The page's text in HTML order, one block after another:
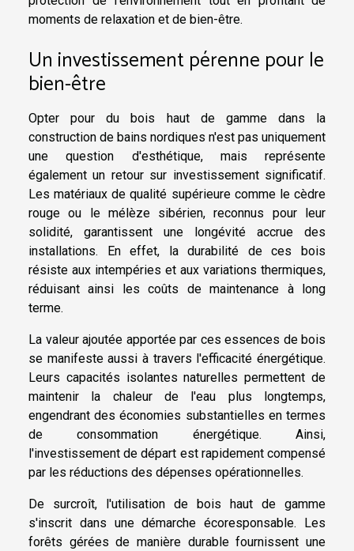
moments de relaxation et de bien-être.
Un investissement pérenne pour le
bien-être
Opter pour du bois haut de gamme dans la
construction de bains nordiques n'est pas uniquement
une question d'esthétique, mais représente
également un retour sur investissement significatif.
Les matériaux de qualité supérieure comme le cèdre
rouge ou le mélèze sibérien, reconnus pour leur
solidité, garantissent une longévité accrue des
installations. En effet, la durabilité de ces bois
résiste aux intempéries et aux variations thermiques,
réduisant ainsi les coûts de maintenance à long
terme.
La valeur ajoutée apportée par ces essences de bois
se manifeste aussi à travers l'efficacité énergétique.
Leurs capacités isolantes naturelles permettent de
maintenir la chaleur de l'eau plus longtemps,
engendrant des économies substantielles en termes
de consommation énergétique. Ainsi,
l'investissement de départ est rapidement compensé
par les réductions des dépenses opérationnelles.
De surcroît, l'utilisation de bois haut de gamme
s'inscrit dans une démarche écoresponsable. Les
forêts gérées de manière durable fournissent une